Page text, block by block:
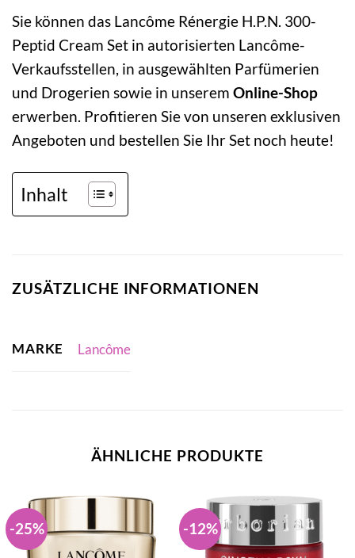
Sie können das Lancôme Rénergie H.P.N. 300-
Peptid Cream Set in autorisierten Lancôme-
Verkaufsstellen, in ausgewählten Parfümerien
und Drogerien sowie in unserem Online-Shop
erwerben. Profitieren Sie von unseren exklusiven
Angeboten und bestellen Sie Ihr Set noch heute!
Inhalt
ZUSÄTZLICHE INFORMATIONEN
MARKE Lancôme
ÄHNLICHE PRODUKTE
-25% -12%